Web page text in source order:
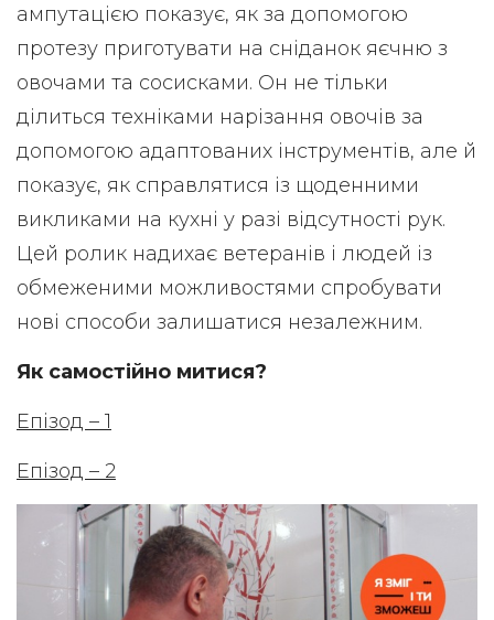
ампутацією показує, як за допомогою
протезу приготувати на сніданок яєчню з
овочами та сосисками. Он не тільки
ділиться техніками нарізання овочів за
допомогою адаптованих інструментів, але й
показує, як справлятися із щоденними
викликами на кухні у разі відсутності рук.
Цей ролик надихає ветеранів і людей із
обмеженими можливостями спробувати
нові способи залишатися незалежним.
Як самостійно митися?
Епізод – 1
Епізод – 2